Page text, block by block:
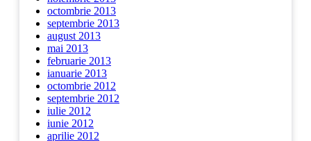
octombrie 2013
septembrie 2013
august 2013
mai 2013
februarie 2013
ianuarie 2013
octombrie 2012
septembrie 2012
iulie 2012
iunie 2012
aprilie 2012